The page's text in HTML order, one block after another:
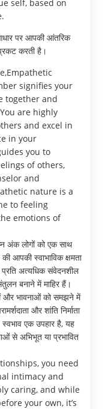
self, based on
पर आपकी आंतरिक
करती है।
signifies your
together and
are highly
and excel in
in your
you to
of others,
and
nature is a
to feeling
emotions of
अंक लोगों को एक साथ
आपकी स्वाभाविक क्षमता
अत्यधिक संवेदनशील
बनाने में माहिर हैं।
और भावनाओं को समझने में
और शांति निर्माता
एक उपहार है, यह
से अभिभूत या प्रभावित
you need
intimacy and
caring, and while
your own, it’s